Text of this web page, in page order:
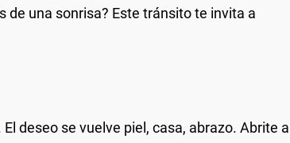
una sonrisa? Este tránsito te invita a
deseo se vuelve piel, casa, abrazo. Abrite a